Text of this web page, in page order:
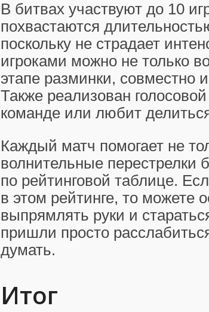
В битвах участвуют до 10
похвастаются
поскольку не страдает
игроками можно не только
этапе разминки, совместно
Также реализован
команде или любит
Каждый матч помогает не
волнительные перестрелки
по рейтинговой таблице.
в этом рейтинге, то можете
выпрямлять руки и
пришли просто
думать.
Итог